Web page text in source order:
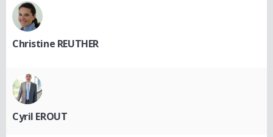
Christine REUTHER
Cyril EROUT